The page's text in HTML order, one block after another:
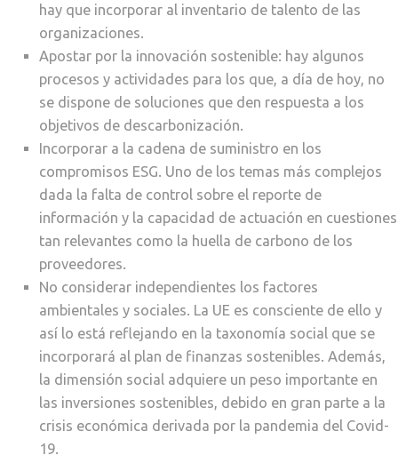
hay que incorporar al inventario de talento de las
organizaciones.
Apostar por la innovación sostenible: hay algunos
procesos y actividades para los que, a día de hoy, no
se dispone de soluciones que den respuesta a los
objetivos de descarbonización.
Incorporar a la cadena de suministro en los
compromisos ESG. Uno de los temas más complejos
dada la falta de control sobre el reporte de
información y la capacidad de actuación en cuestiones
tan relevantes como la huella de carbono de los
proveedores.
No considerar independientes los factores
ambientales y sociales. La UE es consciente de ello y
así lo está reflejando en la taxonomía social que se
incorporará al plan de finanzas sostenibles. Además,
la dimensión social adquiere un peso importante en
las inversiones sostenibles, debido en gran parte a la
crisis económica derivada por la pandemia del Covid-
19.